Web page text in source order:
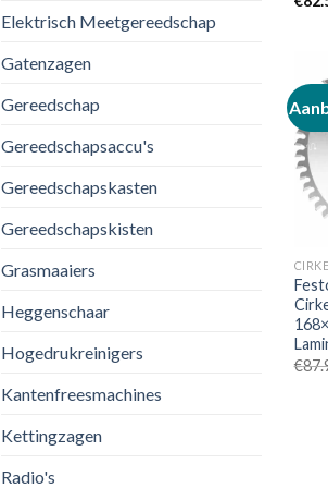
Elektrisch Meetgereedschap
Gatenzagen
Gereedschap
Gereedschapsaccu's
Gereedschapskasten
Gereedschapskisten
Grasmaaiers
Heggenschaar
Hogedrukreinigers
Kantenfreesmachines
Kettingzagen
Radio's
€